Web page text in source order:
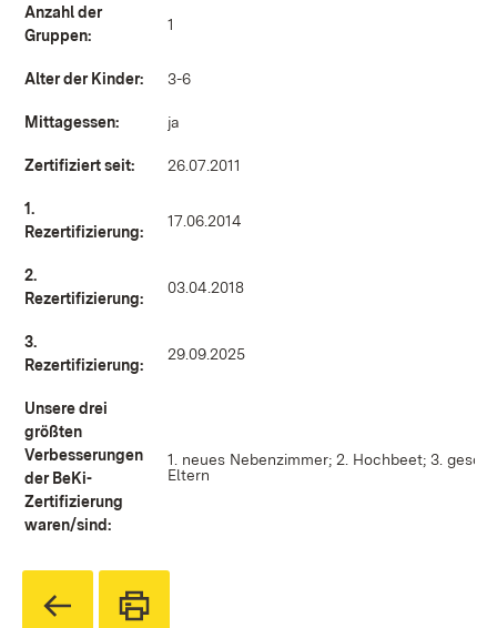
Anzahl der
Gruppen:
1
Alter der Kinder: 3-6
Mittagessen: ja
Zertifiziert seit: 26.07.2011
1.
Rezertifizierung:
17.06.2014
2.
Rezertifizierung:
03.04.2018
3.
Rezertifizierung:
29.09.2025
Unsere drei
größten
Verbesserungen
der BeKi-
Zertifizierung
waren/sind:
1. neues Nebenzimmer; 2. Hochbeet; 3.
Eltern